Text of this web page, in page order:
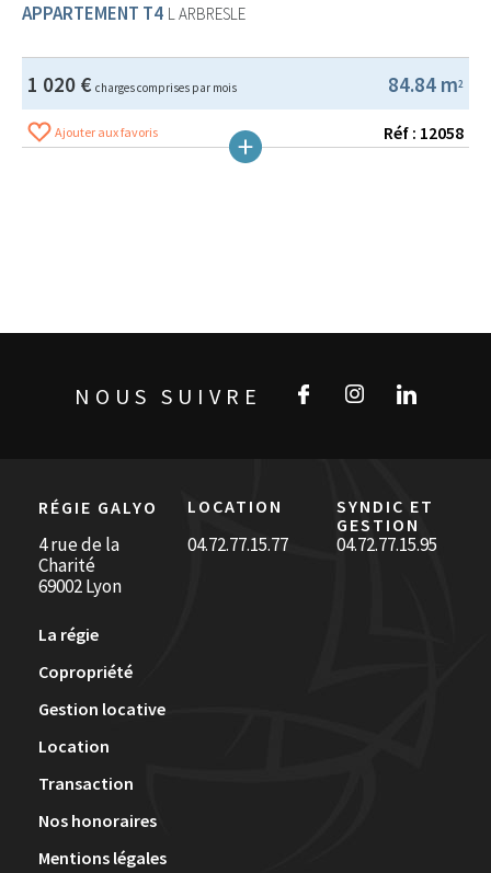
APPARTEMENT T4 L ARBRESLE
84.84 m2
1 020 € charges comprises par mois
Ajouter aux favoris Réf : 12058
NOUS SUIVRE
RÉGIE GALYO LOCATION
SYNDIC ET
GESTION
4 rue de la
Charité
69002 Lyon
04.72.77.15.77 04.72.77.15.95
La régie
Copropriété
Gestion locative
Location
Transaction
Nos honoraires
Mentions légales